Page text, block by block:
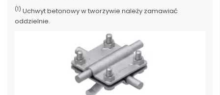
(1) Uchwyt betonowy w tworzywie należy zamawiać
oddzielnie.